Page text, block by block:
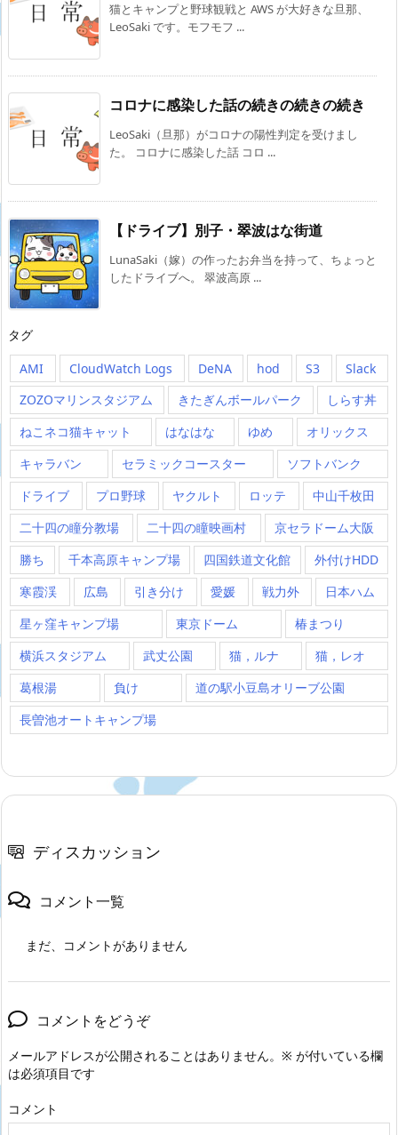
猫とキャンプと野球観戦と AWS が大好きな旦那、
LeoSaki です。モフモフ ...
コロナに感染した話の続きの続きの続き
LeoSaki（旦那）がコロナの陽性判定を受けまし
た。 コロナに感染した話 コロ ...
【ドライブ】別子・翠波はな街道
LunaSaki（嫁）の作ったお弁当を持って、ちょっと
したドライブへ。 翠波高原 ...
タグ
AMI
CloudWatch Logs DeNA hod S3
Slack
ZOZOマリンスタジアム
きたぎんボールパーク
しらす丼
ねこネコ猫キャット
はなはな ゆめ
オリックス
キャラバン
セラミックコースター
ソフトバンク
ドライブ
プロ野球 ヤクルト ロッテ
中山千枚田
二十四の瞳分教場
二十四の瞳映画村
京セラドーム大阪
勝ち
千本高原キャンプ場 四国鉄道文化館
外付けHDD
寒霞渓
広島 引き分け 愛媛 戦力外
日本ハム
星ヶ窪キャンプ場
東京ドーム
椿まつり
横浜スタジアム
武丈公園 猫，ルナ
猫，レオ
葛根湯
負け
道の駅小豆島オリーブ公園
長曽池オートキャンプ場
ディスカッション
コメント一覧
まだ、コメントがありません
コメントをどうぞ
メールアドレスが公開されることはありません。 ※ が付いている欄
は必須項目です
コメント